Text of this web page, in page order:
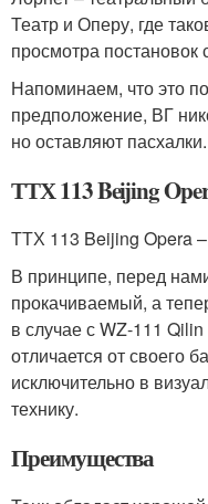
Театр и Оперу, где
просмотра постановок
Напоминаем, что это
предположение, ВГ
но оставляют пасхалки.
ТТХ 113 Beijing
ТТХ 113 Beijing Opera
В принципе, перед
прокачиваемый, а
в случае с WZ-111
отличается от своего
исключительно в
технику.
Преимущества